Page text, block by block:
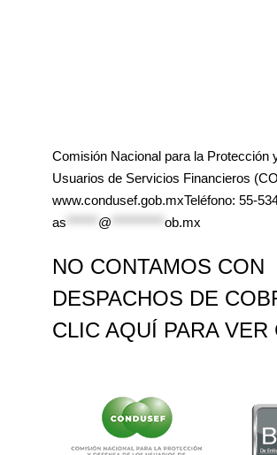
Comisión Nacional para la Protección
Usuarios de Servicios Financieros
www.condusef.gob.mxTeléfono: 55-
as
@ ob.mx
NO CONTAMOS CON
DESPACHOS DE
CLIC AQUÍ PARA VER